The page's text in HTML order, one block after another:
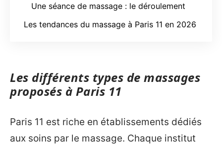
Une séance de massage : le déroulement
Les tendances du massage à Paris 11 en 2026
Les différents types de massages
proposés à Paris 11
Paris 11 est riche en établissements dédiés
aux soins par le massage. Chaque institut